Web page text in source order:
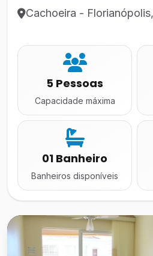
Cachoeira -
5 Pessoas
Capacidade máxima
01 Banheiro
Banheiros disponíveis